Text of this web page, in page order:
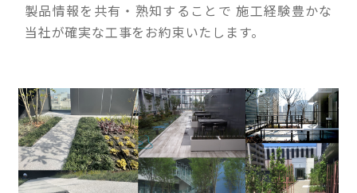
製品情報を共有・熟知することで 施工経験豊かな
当社が確実な工事をお約束いたします。